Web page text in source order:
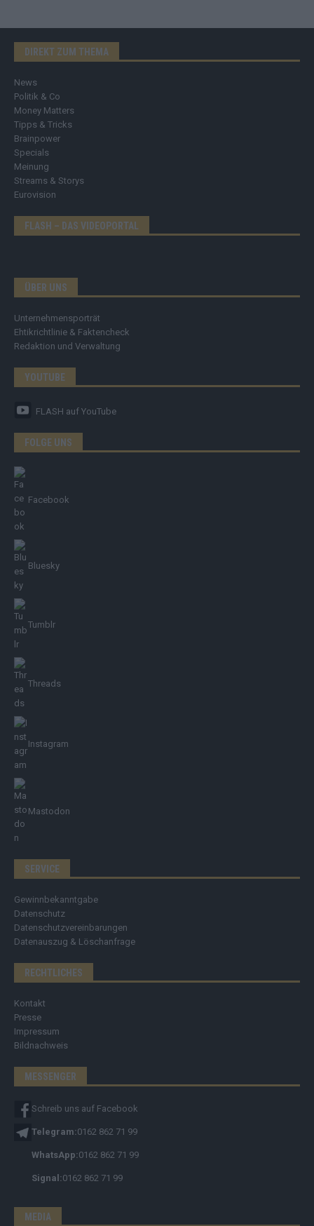
DIREKT ZUM THEMA
News
Politik & Co
Money Matters
Tipps & Tricks
Brainpower
Specials
Meinung
Streams & Storys
Eurovision
FLASH – DAS VIDEOPORTAL
ÜBER UNS
Unternehmensporträt
Ehtikrichtlinie & Faktencheck
Redaktion und Verwaltung
YOUTUBE
FLASH auf YouTube
FOLGE UNS
Facebook
Bluesky
Tumblr
Threads
Instagram
Mastodon
SERVICE
Gewinnbekanntgabe
Datenschutz
Datenschutzvereinbarungen
Datenauszug & Löschanfrage
RECHTLICHES
Kontakt
Presse
Impressum
Bildnachweis
MESSENGER
Schreib uns auf Facebook
Telegram:0162 862 71 99
WhatsApp:0162 862 71 99
Signal:0162 862 71 99
MEDIA